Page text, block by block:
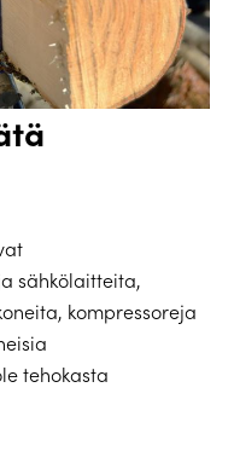
sähkölaitteita,
kompressoreja
tehokasta